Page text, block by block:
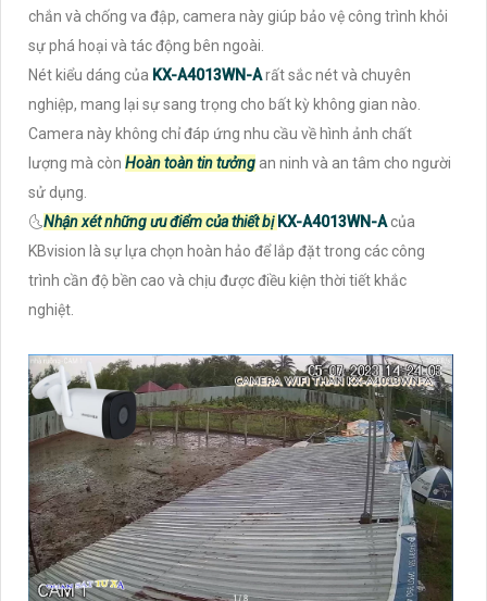
chắn và chống va đập, camera này giúp bảo vệ công trình khỏi
sự phá hoại và tác động bên ngoài.
Nét kiểu dáng của KX-A4013WN-Arất sắc nét và chuyên
nghiệp, mang lại sự sang trọng cho bất kỳ không gian nào.
Camera này không chỉ đáp ứng nhu cầu về hình ảnh chất
lượng mà còn Hoàn toàn tin tưởng an ninh và an tâm cho người
sử dụng.
🌜Nhận xét những ưu điểm của thiết bị KX-A4013WN-Acủa
KBvision là sự lựa chọn hoàn hảo để lắp đặt trong các công
trình cần độ bền cao và chịu được điều kiện thời tiết khắc
nghiệt.